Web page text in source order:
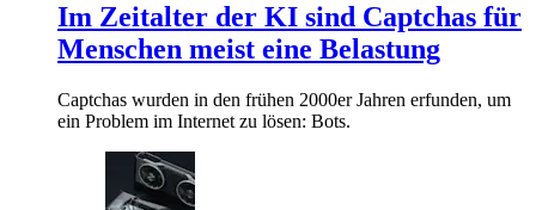
Im Zeitalter der KI sind Captchas für
Menschen meist eine Belastung
Captchas wurden in den frühen 2000er Jahren erfunden, um
ein Problem im Internet zu lösen: Bots.